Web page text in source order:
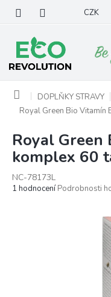
obsah
CZK
Domů DOPLŇKY STRAVY
Royal Green Bio Vitamín
Royal Green
komplex 60
NC-78173L
Průměrné
1 hodnocení Podrobnosti